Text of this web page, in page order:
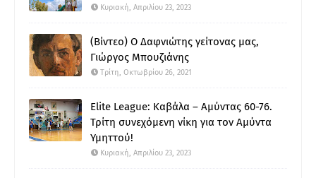
Κυριακή, Απριλίου 23, 2023
(Βίντεο) Ο Δαφνιώτης γείτονας μας,
Γιώργος Μπουζιάνης
Τρίτη, Οκτωβρίου 26, 2021
Elite League: Καβάλα – Αμύντας 60-76.
Τρίτη συνεχόμενη νίκη για τον Αμύντα
Υμηττού!
Κυριακή, Απριλίου 23, 2023